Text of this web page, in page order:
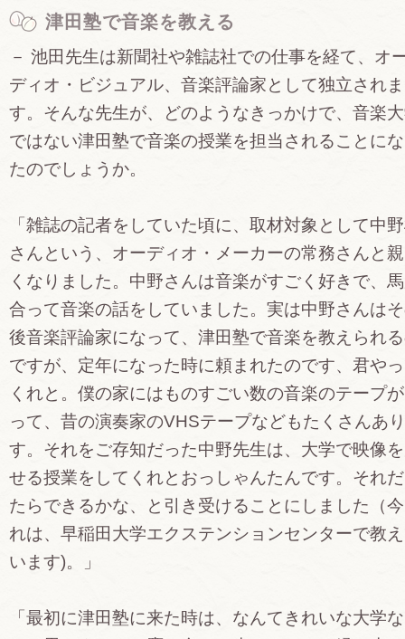
津田塾で音楽を教える
－ 池田先生は新聞社や雑誌社での仕事を経て、オ
ディオ・ビジュアル、音楽評論家として独立されま
す。そんな先生が、どのようなきっかけで、音楽
ではない津田塾で音楽の授業を担当されることに
たのでしょうか。
「雑誌の記者をしていた頃に、取材対象として中
さんという、オーディオ・メーカーの常務さんと
くなりました。中野さんは音楽がすごく好きで、
合って音楽の話をしていました。実は中野さんは
後音楽評論家になって、津田塾で音楽を教えられ
ですが、定年になった時に頼まれたのです、君や
くれと。僕の家にはものすごい数の音楽のテープ
って、昔の演奏家のVHSテープなどもたくさんあ
す。それをご存知だった中野先生は、大学で映像
せる授業をしてくれとおっしゃんたんです。それ
たらできるかな、と引き受けることにしました（
れは、早稲田大学エクステンションセンターで教
います)。」
「最初に津田塾に来た時は、なんてきれいな大学